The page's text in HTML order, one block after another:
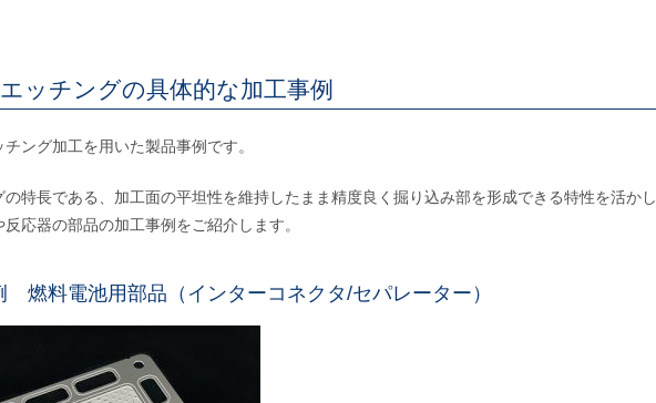
ッチングの具体的な加工事例
ング加工を用いた製品事例です。
の特長である、加工面の平坦性を維持したまま精度良く掘り込み部を形成できる特性を活かし
反応器の部品の加工事例をご紹介します。
燃料電池用部品（インターコネクタ/セパレーター）